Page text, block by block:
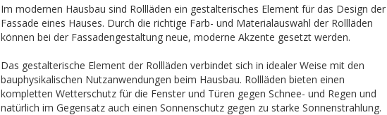
Im modernen Hausbau sind Rollläden ein gestalterisches Element für das Design der
Fassade eines Hauses. Durch die richtige Farb- und Materialauswahl der Rollläden
können bei der Fassadengestaltung neue, moderne Akzente gesetzt werden.
Das gestalterische Element der Rollläden verbindet sich in idealer Weise mit den
bauphysikalischen Nutzanwendungen beim Hausbau. Rollläden bieten einen
kompletten Wetterschutz für die Fenster und Türen gegen Schnee- und Regen und
natürlich im Gegensatz auch einen Sonnenschutz gegen zu starke Sonnenstrahlung.